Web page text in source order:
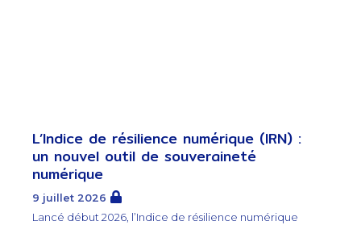
L’Indice de résilience numérique (IRN) :
un nouvel outil de souveraineté
numérique
9 juillet 2026
Lancé début 2026, l’Indice de résilience numérique